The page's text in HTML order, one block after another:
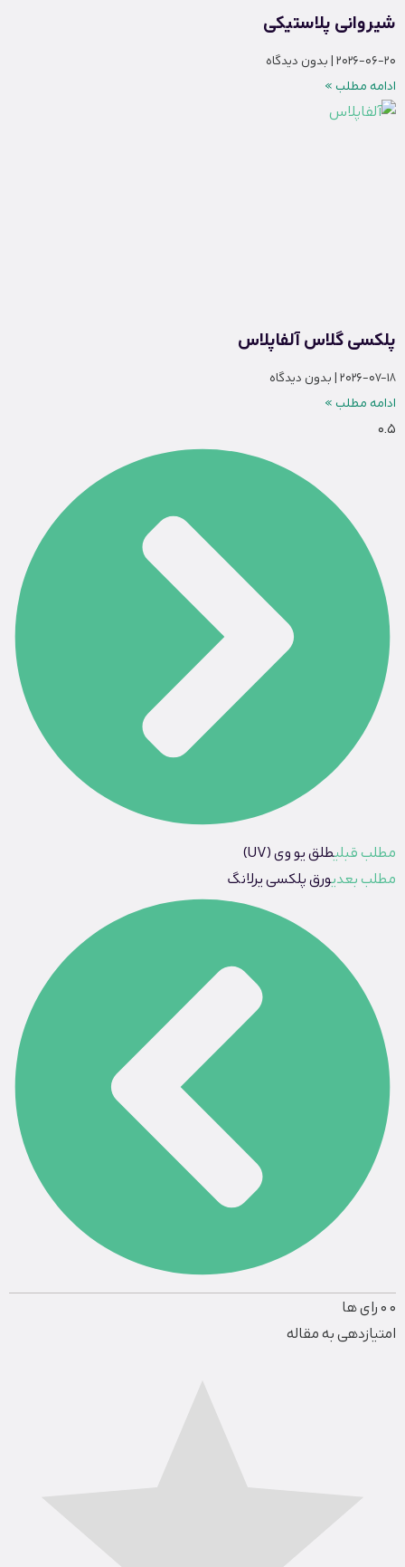
شیروانی پلاستیکی
2026-06-20 بدون دیدگاه
ادامه مطلب »
پلکسی گلاس آلفاپلاس
2026-07-18 بدون دیدگاه
ادامه مطلب »
مطلب قبلیطلق یو وی (UV)
مطلب بعدیورق پلکسی یرلانگ
0
0رای ها
امتیازدهی به مقاله